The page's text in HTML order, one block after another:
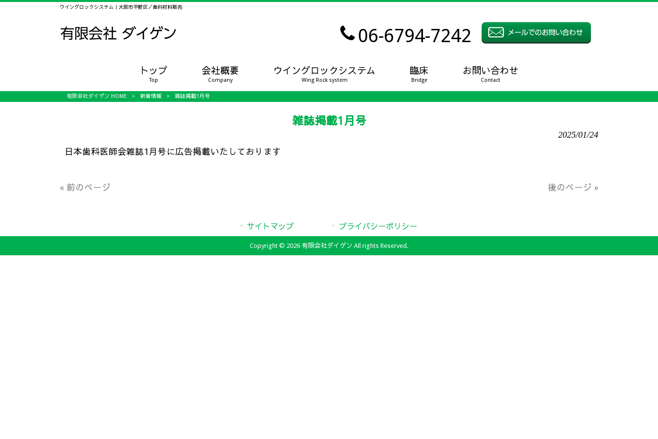
ウイングロックシステム｜大阪市平野区／歯科材料販売
06-6794-7242
トップ
Top
会社概要
Company
ウイングロックシステム
Wing Rock system
臨床
Bridge
お問い合わせ
Contact
有限会社ダイゲン HOME > 新着情報 > 雑誌掲載1月号
雑誌掲載1月号
2025/01/24
日本歯科医師会雑誌1月号に広告掲載いたしております
« 前のページ 後のページ »
サイトマップ プライバシーポリシー
Copyright © 2026 有限会社ダイゲン All rights Reserved.